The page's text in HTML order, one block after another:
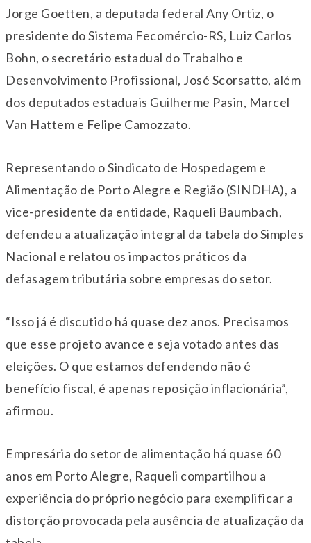
Jorge Goetten, a deputada federal Any Ortiz, o
presidente do Sistema Fecomércio-RS, Luiz Carlos
Bohn, o secretário estadual do Trabalho e
Desenvolvimento Profissional, José Scorsatto, além
dos deputados estaduais Guilherme Pasin, Marcel
Van Hattem e Felipe Camozzato.
Representando o Sindicato de Hospedagem e
Alimentação de Porto Alegre e Região (SINDHA), a
vice-presidente da entidade, Raqueli Baumbach,
defendeu a atualização integral da tabela do Simples
Nacional e relatou os impactos práticos da
defasagem tributária sobre empresas do setor.
“Isso já é discutido há quase dez anos. Precisamos
que esse projeto avance e seja votado antes das
eleições. O que estamos defendendo não é
benefício fiscal, é apenas reposição inflacionária”,
afirmou.
Empresária do setor de alimentação há quase 60
anos em Porto Alegre, Raqueli compartilhou a
experiência do próprio negócio para exemplificar a
distorção provocada pela ausência de atualização da